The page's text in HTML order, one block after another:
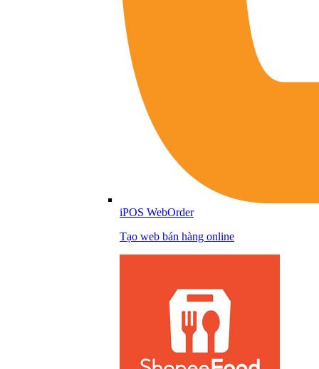
iPOS WebOrder
Tạo web bán hàng online